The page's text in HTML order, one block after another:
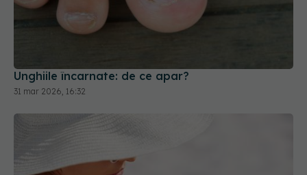
Unghiile încarnate: de ce apar?
31 mar 2026, 16:32